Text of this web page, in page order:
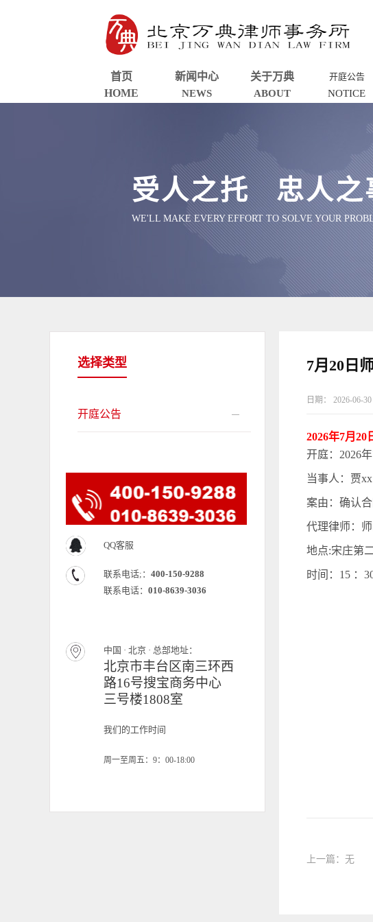
首页
HOME
新闻中心
NEWS
关于万典
ABOUT
开庭公告
NOTICE
受人之托 忠人之
WE'LL MAKE EVERY EFFORT TO SOLVE YOUR
选择类型
开庭公告
QQ客服
联系电话;： 400-150-9288
联系电话： 010-8639-3036
中国 · 北京 · 总部地址：
北京市丰台区南三环西
路16号搜宝商务中心
三号楼1808室
我们的工作时间
周一至周五：9：00-18:00
7月20日
日期： 2026-06-30
2026年7月20
开庭： 2026
当事人：贾xx
案由：确认
代理律师：
地点:宋庄第
时间：15 ：
上一篇：无